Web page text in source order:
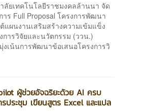
ยเทคโนโลยีราชมงคลล้านนา จัด
ร Full Proposal โครงการพัฒนา
ผนงานเสริมสร้างความเข้มแข็ง
ารวิจัยและนวัตกรรม (ววน.)
เน้นการพัฒนาข้อเสนอโครงการวิ
ผู้ช่วยอัจฉริยะด้วย AI ครบ
ประชุม เขียนสูตร Excel และแปล